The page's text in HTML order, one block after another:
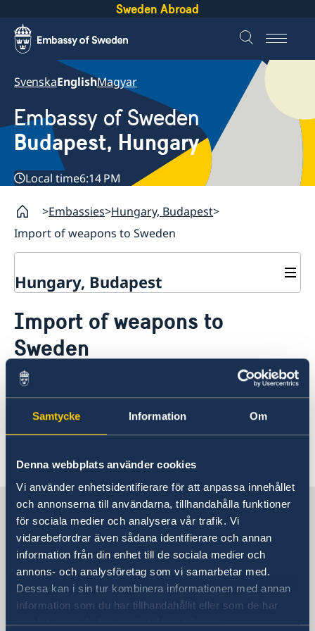
Samtycke Information Om
Denna webbplats använder cookies
Vi använder enhetsidentifierare för att anpassa innehållet
och annonserna till användarna, tillhandahålla funktioner
för sociala medier och analysera vår trafik. Vi
vidarebefordrar även sådana identifierare och annan
information från din enhet till de sociala medier och
annons- och analysföretag som vi samarbetar med.
Dessa kan i sin tur kombinera informationen med annan
information som du har tillhandahållit eller som de har
samlat in när du har använt deras tjänster.
Sweden Abroad
SvenskaEnglishMagyar
Embassy of Sweden
Budapest, Hungary
Local time6:14 PM
Embassies Hungary, Budapest
Import of weapons to Sweden
Hungary, Budapest
About us
Raoul Wallenberg
Current
Sweden to host Meeting of NATO Ministers of
Foreign
Import of weapons to
Sweden
Information on import of weapons to Sweden
can be found on the following webpage of the
Swedish Customs
Sweden in Hungary
Embassy
Visiting address
Embassy of Sweden
Vizíváros Office Center